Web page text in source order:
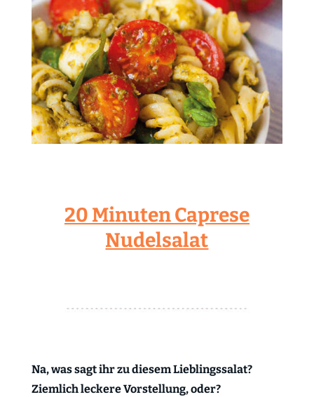
20 Minuten Caprese
Nudelsalat
Na, was sagt ihr zu diesem Lieblingssalat?
Ziemlich leckere Vorstellung, oder?